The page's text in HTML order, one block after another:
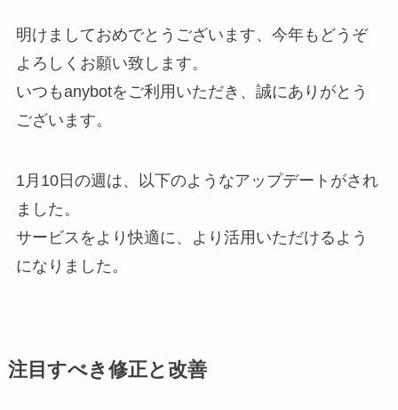
明けましておめでとうございます、今年もどうぞ
よろしくお願い致します。
いつもanybotをご利用いただき、誠にありがとう
ございます。
1月10日の週は、以下のようなアップデートがされ
ました。
サービスをより快適に、より活用いただけるよう
になりました。
注目すべき修正と改善